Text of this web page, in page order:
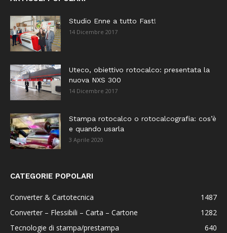
Studio Enne a tutto Fast!
14 Dicembre 2017
Uteco, obiettivo rotocalco: presentata la
nuova NXS 300
14 Dicembre 2017
Stampa rotocalco o rotocalcografia: cos’è
e quando usarla
3 Aprile 2020
CATEGORIE POPOLARI
Converter & Cartotecnica
1487
Converter – Flessibili – Carta – Cartone
1282
Tecnologie di stampa/prestampa
640